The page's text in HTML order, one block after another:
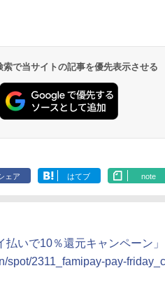
で当サイトの記事を優先表示させる
ェア はてブ note
いで10％還元キャンペーン」
spot/2311_famipay-pay-